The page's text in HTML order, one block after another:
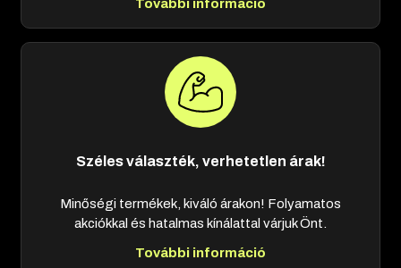
További információ
Széles választék, verhetetlen árak!
Minőségi termékek, kiváló árakon! Folyamatos
akciókkal és hatalmas kínálattal várjuk Önt.
További információ